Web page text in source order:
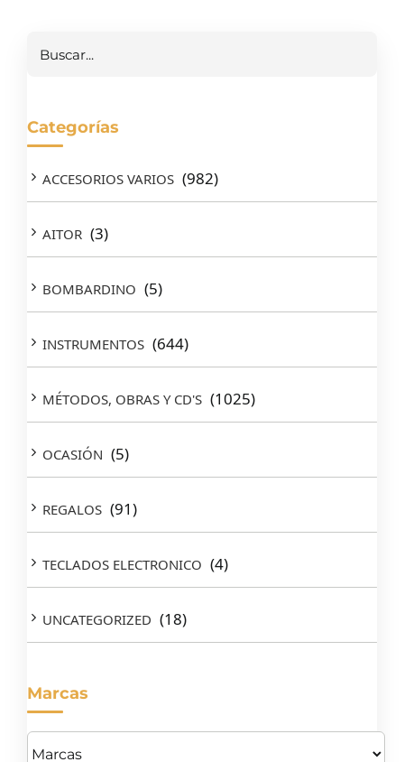
Categorías
ACCESORIOS VARIOS (982)
AITOR (3)
BOMBARDINO (5)
INSTRUMENTOS (644)
MÉTODOS, OBRAS Y CD'S (1025)
OCASIÓN (5)
REGALOS (91)
TECLADOS ELECTRONICO (4)
UNCATEGORIZED (18)
Marcas